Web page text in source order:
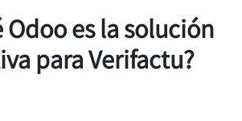
Odoo es la solución
para Verifactu?